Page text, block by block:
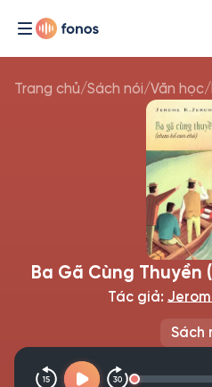
Trang chủ/Sách nói/Văn học/
Sách
Ba Gã Cùng Thuyền
Tác giả: